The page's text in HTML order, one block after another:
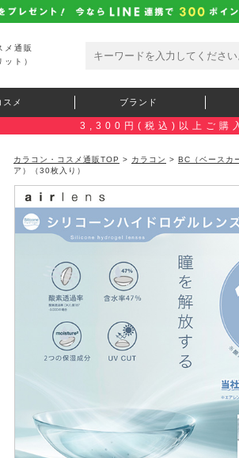
メ通販
ト）
スメ ブランド
3,300円(税込)以上ご購
カラコン・コスメ通販TOP > カラコン > BC（ベースカ
ア）（30枚入り）